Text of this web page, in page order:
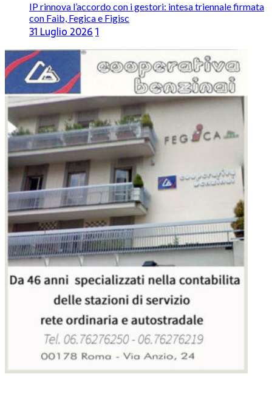
IP rinnova l’accordo con i gestori: intesa triennale firmata
con Faib, Fegica e Figisc
31 Luglio 20261